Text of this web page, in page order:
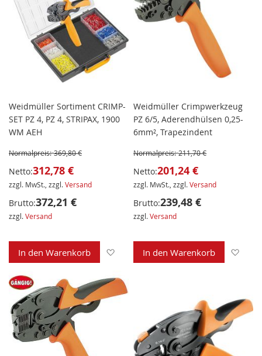
Weidmüller Sortiment CRIMP-
SET PZ 4, PZ 4, STRIPAX, 1900
WM AEH
Normalpreis: 369,80 €
Netto:312,78 €
zzgl. MwSt., zzgl.Versand
Brutto:372,21 €
zzgl.Versand
In den Warenkorb Zur Wunschliste hinzufügen
Weidmüller Crimpwerkzeug
PZ 6/5, Aderendhülsen 0,25-
6mm², Trapezindent
Normalpreis: 211,70 €
Netto:201,24 €
zzgl. MwSt., zzgl.Versand
Brutto:239,48 €
zzgl.Versand
In den Warenkorb